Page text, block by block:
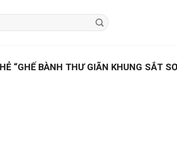
“GHẾ BÀNH THƯ GIÃN KHUNG SẮT